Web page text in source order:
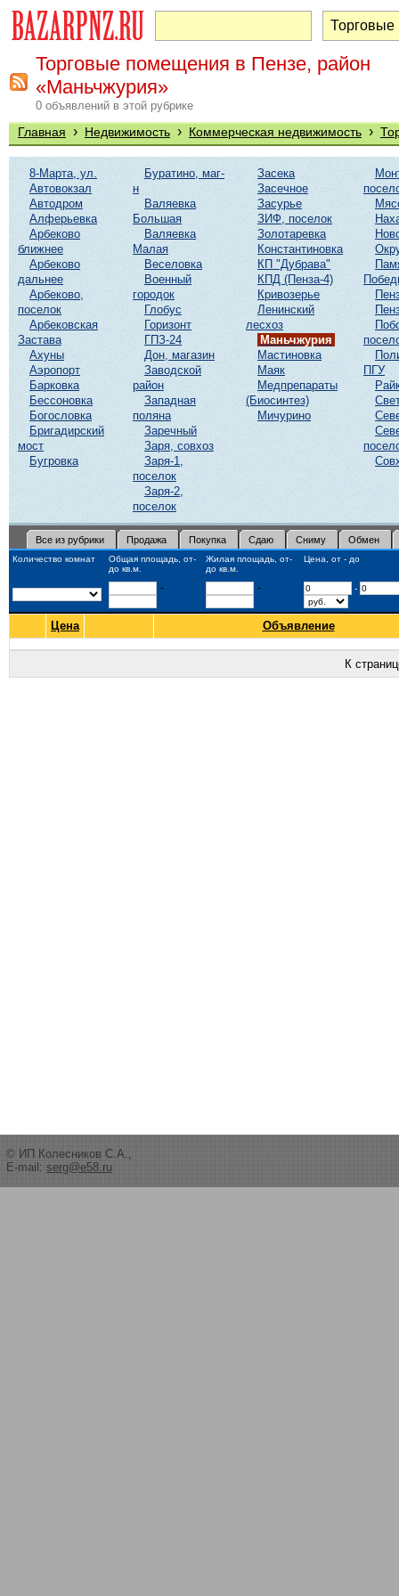
Торговые помещения в Пензе, район
«Маньчжурия»
0 объявлений в этой рубрике
Главная › Недвижимость › Коммерческая недвижимость ›
8-Марта, ул.
Автовокзал
Автодром
Алферьевка
Арбеково
ближнее
Арбеково
дальнее
Арбеково,
поселок
Арбековская
Застава
Ахуны
Аэропорт
Барковка
Бессоновка
Богословка
Бригадирский
мост
Бугровка
Буратино, маг-
н
Валяевка
Большая
Валяевка
Малая
Веселовка
Военный
городок
Глобус
Горизонт
ГПЗ-24
Дон, магазин
Заводской
район
Западная
поляна
Заречный
Заря, совхоз
Заря-1,
поселок
Заря-2,
поселок
Засека
Засечное
Засурье
ЗИФ, поселок
Золотаревка
Константиновка
КП "Дубрава"
КПД (Пенза-4)
Кривозерье
Ленинский
лесхоз
Маньчжурия
Мастиновка
Маяк
Медпрепараты
(Биосинтез)
Мичурино
ПГУ
Все из рубрики Продажа Покупка Сдаю Сниму Обмен
Количество комнат
Общая площадь, от-
до кв.м.
Жилая площадь, от-
до кв.м.
Цена, от - до
- - -
Цена Объявление
К
© ИП Колесников С.А.,
E-mail: serg@e58.ru